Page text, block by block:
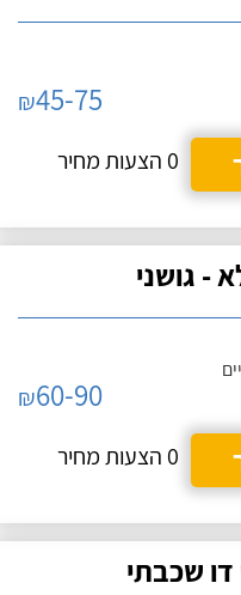
₪45-75
0 הצעות מחיר
- גושני
₪60-90
0 הצעות מחיר
שכבתי